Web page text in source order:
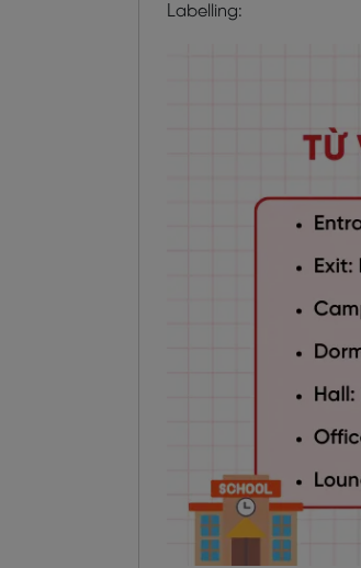
Labelling: